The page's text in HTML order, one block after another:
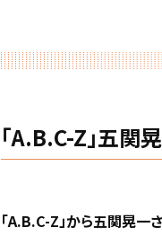
「A.B.C-Z」五関
「A.B.C-Z」から五関晃一